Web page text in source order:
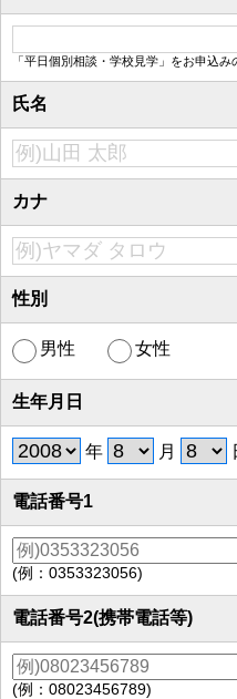
「平日個別相談・学校見学」をお申込
氏名
カナ
性別
男性 女性
生年月日
年 月
電話番号1
(例：0353323056)
電話番号2(携帯電話等)
(例：08023456789)